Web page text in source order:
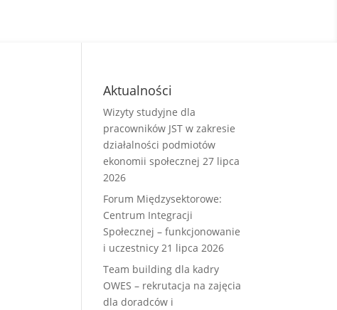
Aktualności
Wizyty studyjne dla
pracowników JST w zakresie
działalności podmiotów
ekonomii społecznej 27 lipca
2026
Forum Międzysektorowe:
Centrum Integracji
Społecznej – funkcjonowanie
i uczestnicy 21 lipca 2026
Team building dla kadry
OWES – rekrutacja na zajęcia
dla doradców i